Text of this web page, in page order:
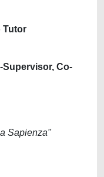
Tutor
Co-
Sapienza"